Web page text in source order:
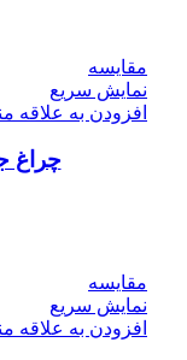
مقايسه
نمایش سریع
افزودن به علاقه
چراغ
مقايسه
نمایش سریع
افزودن به علاقه